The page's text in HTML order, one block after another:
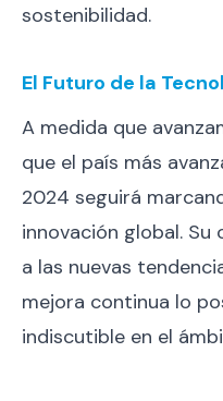
sostenibilidad.
El Futuro de la
A medida que
que el país más
2024 seguirá
innovación global.
a las nuevas
mejora continua lo
indiscutible en el